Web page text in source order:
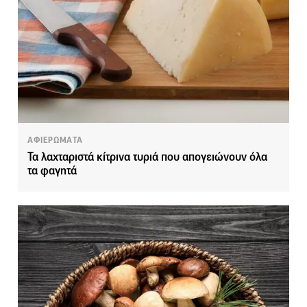
ΑΦΙΕΡΩΜΑΤΑ
Τα λαχταριστά κίτρινα τυριά που απογειώνουν όλα
τα φαγητά